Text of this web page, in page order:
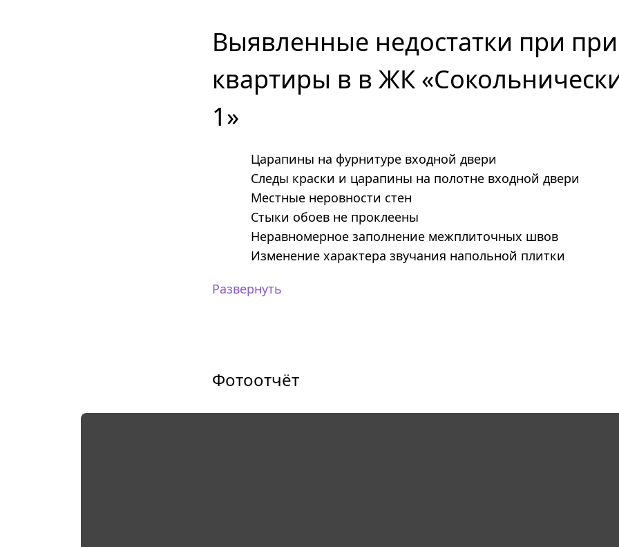
Выявленные недостатки при
квартиры в в ЖК
1»
Царапины на фурнитуре входной двери
Следы краски и царапины на полотне входной двери
Местные неровности стен
Стыки обоев не проклеены
Неравномерное заполнение межплиточных швов
Изменение характера звучания напольной плитки
Развернуть
Фотоотчёт